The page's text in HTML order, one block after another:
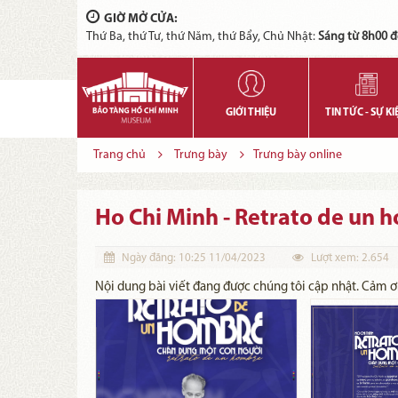
GIỜ MỞ CỬA:
Thứ Ba, thứ Tư, thứ Năm, thứ Bẩy, Chủ Nhật: Sáng từ 8h00
GIỚI THIỆU TIN TỨC - SỰ
Trang chủ Trưng bày Trưng bày online
Ho Chi Minh - Retrato de un
Ngày đăng: 10:25 11/04/2023 Lượt xem: 2.654
Nội dung bài viết đang được chúng tôi cập nhật. Cảm